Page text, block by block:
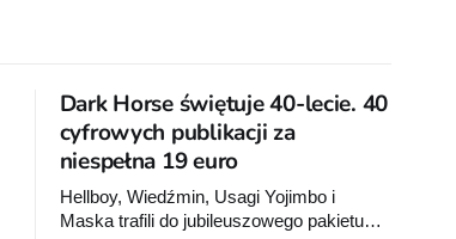
Dark Horse świętuje 40-lecie. 40
cyfrowych publikacji za
niespełna 19 euro
Hellboy, Wiedźmin, Usagi Yojimbo i
Maska trafili do jubileuszowego pakietu